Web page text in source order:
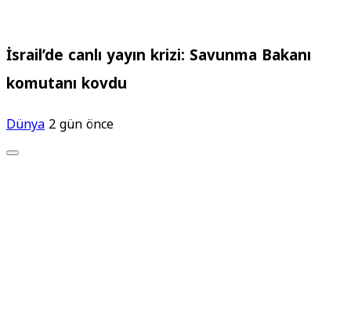
İsrail’de canlı yayın krizi: Savunma Bakanı
komutanı kovdu
Dünya2 gün önce